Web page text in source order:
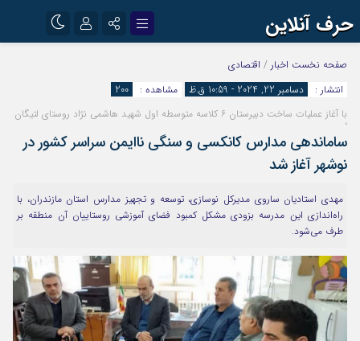
حرف آنلاین
اینستاگرام
آپارات
رمز عبور
صفحه نخست اخبار / اقتصادی
انتشار :
دسامبر 22, 2024 - 10:59 ق.ظ مشاهده :
200
با آغاز عملیات ساخت دبیرستان ۶ کلاسه متوسطه اول شهید هاشمی نژاد روستای لتیگان
،
ساماندهی مدارس کانکسی و سنگی ناایمن سراسر کشور در
نوشهر آغاز شد
مهدی استادیان ساروی مدیرکل نوسازی، توسعه و تجهیز مدارس استان مازندران، با
راه‌اندازی این مدرسه بزودی مشکل کمبود فضای آموزشی روستاییان آن منطقه بر
طرف می‌شود.